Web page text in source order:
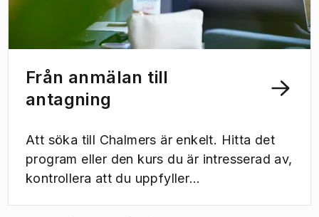
Från anmälan till
antagning
Att söka till Chalmers är enkelt. Hitta det
program eller den kurs du är intresserad av,
kontrollera att du uppfyller